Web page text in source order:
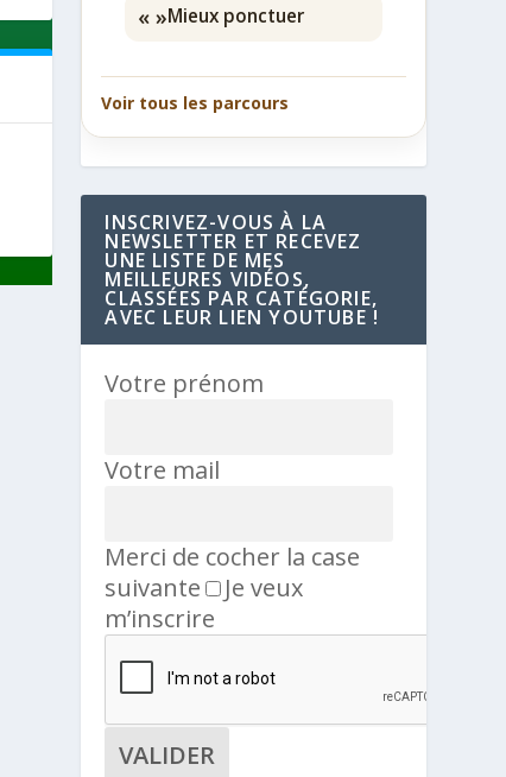
« »Mieux ponctuer
Voir tous les parcours
INSCRIVEZ-VOUS À LA
NEWSLETTER ET RECEVEZ
UNE LISTE DE MES
MEILLEURES VIDÉOS,
CLASSÉES PAR CATÉGORIE,
AVEC LEUR LIEN YOUTUBE !
Votre prénom
Votre mail
Merci de cocher la case
suivante
Je veux
m’inscrire